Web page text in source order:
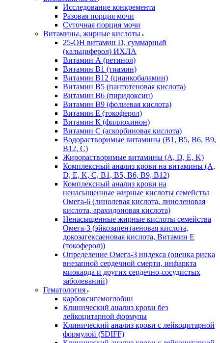
Исследование конкремента
Разовая порция мочи
Суточная порция мочи
Витамины, жирные кислоты
25-OH витамин D, суммарный
(кальциферол) ИХЛА
Витамин А (ретинол)
Витамин В1 (тиамин)
Витамин В12 (цианкобаламин)
Витамин В5 (пантотеновая кислота)
Витамин В6 (пиридоксин)
Витамин В9 (фолиевая кислота)
Витамин Е (токоферол)
Витамин К (филлохинон)
Витамин С (аскорбиновая кислота)
Водорастворимые витамины (B1, B5, B6, В9,
В12, С)
Жирорастворимые витамины (A, D, E, K)
Комплексный анализ крови на витамины (A,
D, E, K, C, B1, B5, B6, В9, B12)
Комплексный анализ крови на
ненасыщенные жирные кислоты семейства
Омега-6 (линолевая кислота, линоленовая
кислота, арахидоновая кислота)
Ненасыщенные жирные кислоты семейства
Омега-3 (эйкозапентаеновая кислота,
докозагексаеновая кислота, Витамин E
(токоферол))
Определение Омега-3 индекса (оценка риска
внезапной сердечной смерти, инфаркта
миокарда и других сердечно-сосудистых
заболеваний)
Гематология
карбоксигемоглобин
Клинический анализ крови без
лейкоцитарной формулы
Клинический анализ крови с лейкоцитарной
формулой (5DIFF)